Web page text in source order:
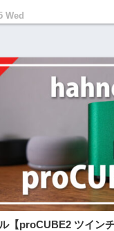
Wed
【proCUBE2 ツイン